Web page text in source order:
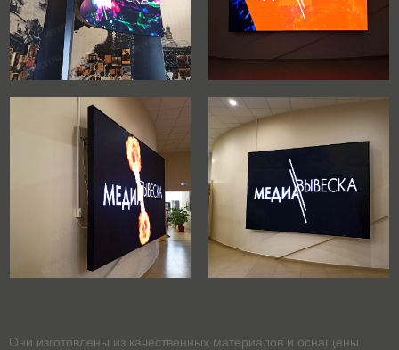
Они изготовлены из качественных материалов и оснащены